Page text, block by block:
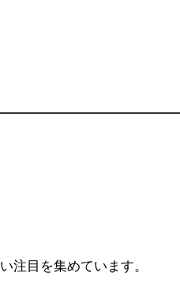
注目を集めています。